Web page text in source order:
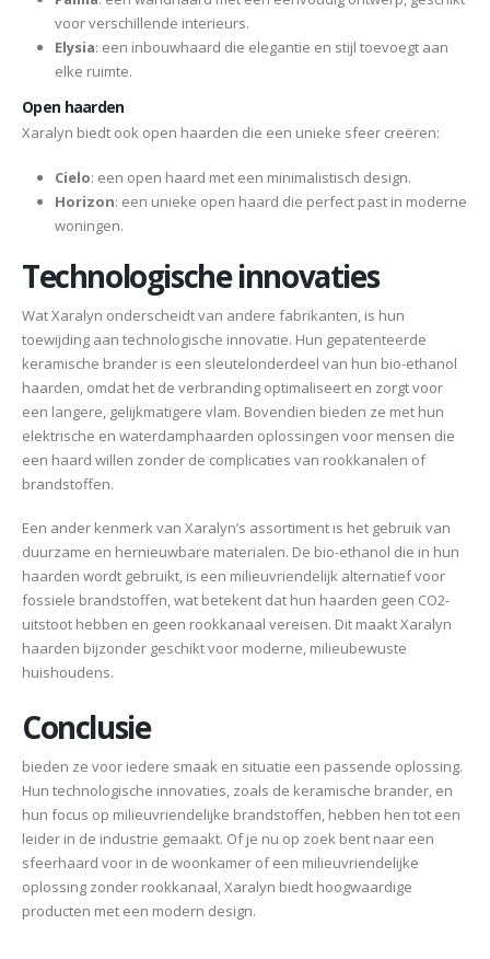
voor verschillende interieurs.
Elysia: een inbouwhaard die elegantie en stijl toevoegt aan
elke ruimte.
Open haarden
Xaralyn biedt ook open haarden die een unieke sfeer creëren:
Cielo: een open haard met een minimalistisch design.
Horizon: een unieke open haard die perfect past in moderne
woningen.
Technologische innovaties
Wat Xaralyn onderscheidt van andere fabrikanten, is hun
toewijding aan technologische innovatie. Hun gepatenteerde
keramische brander is een sleutelonderdeel van hun bio-ethanol
haarden, omdat het de verbranding optimaliseert en zorgt voor
een langere, gelijkmatigere vlam. Bovendien bieden ze met hun
elektrische en waterdamphaarden oplossingen voor mensen die
een haard willen zonder de complicaties van rookkanalen of
brandstoffen.
Een ander kenmerk van Xaralyn’s assortiment is het gebruik van
duurzame en hernieuwbare materialen. De bio-ethanol die in hun
haarden wordt gebruikt, is een milieuvriendelijk alternatief voor
fossiele brandstoffen, wat betekent dat hun haarden geen CO2-
uitstoot hebben en geen rookkanaal vereisen. Dit maakt Xaralyn
haarden bijzonder geschikt voor moderne, milieubewuste
huishoudens.
Conclusie
bieden ze voor iedere smaak en situatie een passende oplossing.
Hun technologische innovaties, zoals de keramische brander, en
hun focus op milieuvriendelijke brandstoffen, hebben hen tot een
leider in de industrie gemaakt. Of je nu op zoek bent naar een
sfeerhaard voor in de woonkamer of een milieuvriendelijke
oplossing zonder rookkanaal, Xaralyn biedt hoogwaardige
producten met een modern design.